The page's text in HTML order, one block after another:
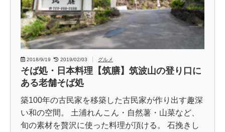
2018/9/19 2019/02/03 グルメ
そば処・日本料理【筑膳】筑波山の登り口に
ある老舗そば処
築100年の古民家を移築した古民家が作り出す趣深
い和の空間。 土浦れんこん・自然薯・山菜など、
旬の素材を贅沢に使った料理が頂ける。 石挽きし